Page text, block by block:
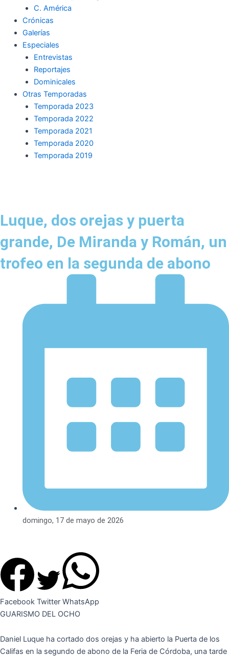
C. América
Crónicas
Galerías
Especiales
Entrevistas
Reportajes
Dominicales
Otras Temporadas
Temporada 2023
Temporada 2022
Temporada 2021
Temporada 2020
Temporada 2019
Luque, dos orejas y puerta
grande, De Miranda y Román, un
trofeo en la segunda de abono
domingo, 17 de mayo de 2026
Facebook Twitter WhatsApp
GUARISMO DEL OCHO
Daniel Luque ha cortado dos orejas y ha abierto la Puerta de los
Califas en la segundo de abono de la Feria de Córdoba, una tarde